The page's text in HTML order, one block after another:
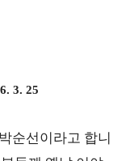
3. 25
순선이라고 합니